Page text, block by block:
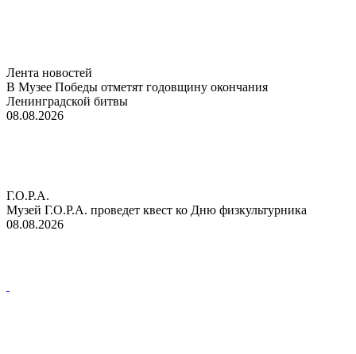
Лента новостей
В Музее Победы отметят годовщину окончания
Ленинградской битвы
08.08.2026
Г.О.Р.А.
Музей Г.О.Р.А. проведет квест ко Дню физкультурника
08.08.2026